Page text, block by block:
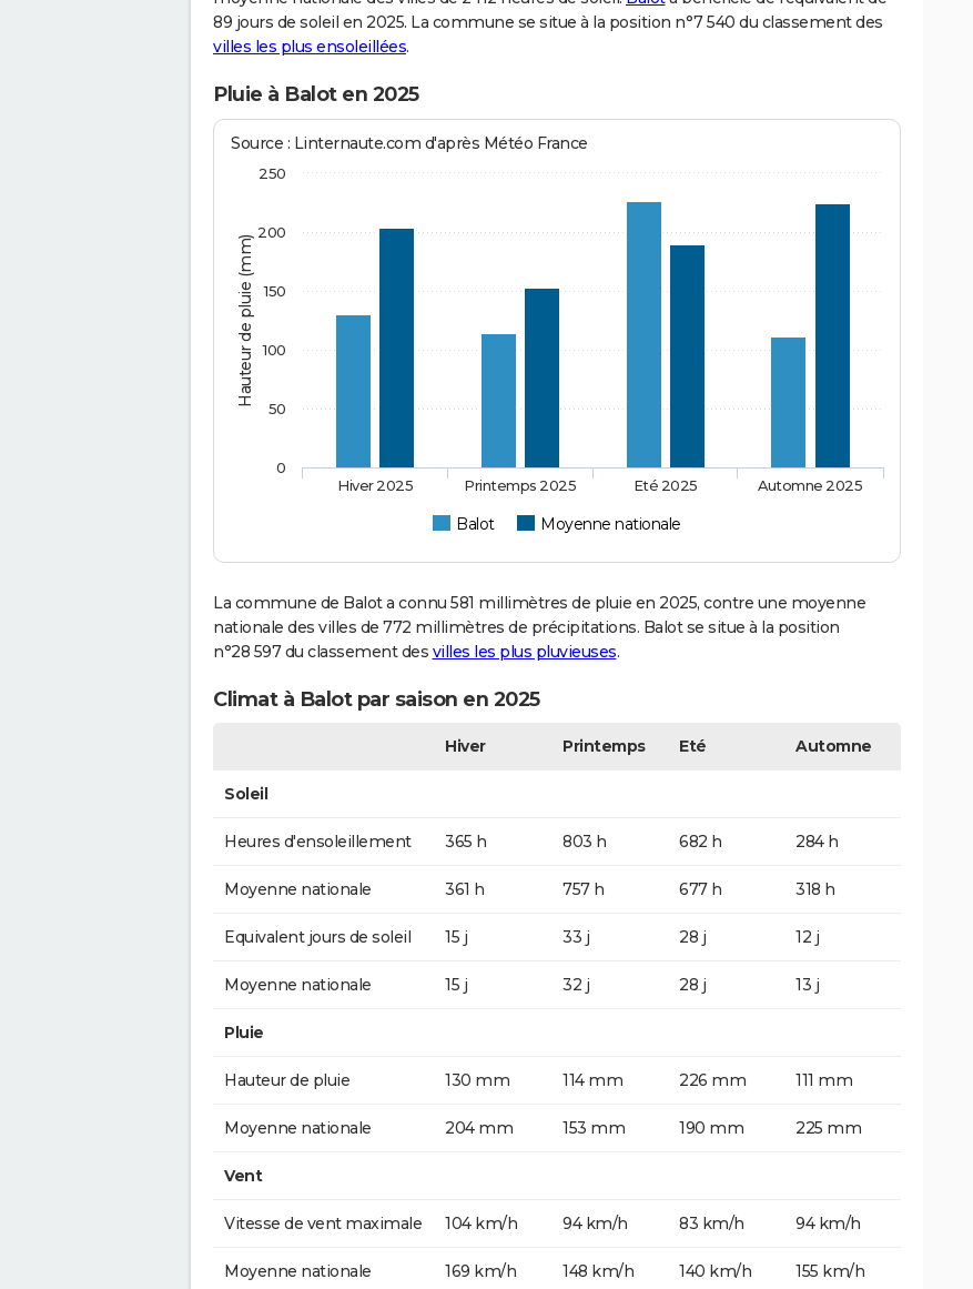
89 jours de soleil en 2025. La commune se situe à la position n°7 540 du classement des
villes les plus ensoleillées.
Pluie à Balot en 2025
Hauteur de pluie (mm)
Source : Linternaute.com d'après Météo France
Balot Moyenne nationale
Hiver 2025 Printemps 2025 Eté 2025 Automne 2025
0
50
100
150
200
250
La commune de Balot a connu 581 millimètres de pluie en 2025, contre une moyenne
nationale des villes de 772 millimètres de précipitations. Balot se situe à la position
n°28 597 du classement des villes les plus pluvieuses.
Climat à Balot par saison en 2025
Hiver Printemps Eté Automne
Soleil
Heures d'ensoleillement 365 h 803 h 682 h 284 h
Moyenne nationale 361 h 757 h 677 h 318 h
Equivalent jours de soleil 15 j 33 j 28 j 12 j
Moyenne nationale 15 j 32 j 28 j 13 j
Pluie
Hauteur de pluie 130 mm 114 mm 226 mm 111 mm
Moyenne nationale 204 mm 153 mm 190 mm 225 mm
Vent
Vitesse de vent maximale 104 km/h 94 km/h 83 km/h 94 km/h
Moyenne nationale 169 km/h 148 km/h 140 km/h 155 km/h